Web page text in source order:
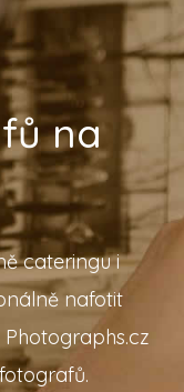
na
cateringu i
nafotit